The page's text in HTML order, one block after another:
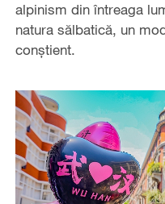
alpinism din întreaga
natura sălbatică, un
conștient.